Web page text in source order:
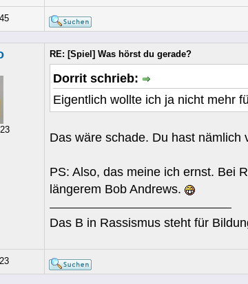
RE: [Spiel] Was hörst du gerade?
Dorrit schrieb:
Eigentlich wollte ich ja nicht mehr
Das wäre schade. Du hast nämlich
PS: Also, das meine ich ernst. Bei
längerem Bob Andrews.
Das B in Rassismus steht für